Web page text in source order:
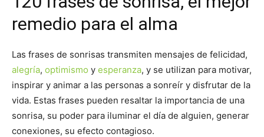
remedio para el alma
Las frases de sonrisas transmiten mensajes de felicidad,
alegría, optimismo y esperanza, y se utilizan para motivar,
inspirar y animar a las personas a sonreír y disfrutar de la
vida. Estas frases pueden resaltar la importancia de una
sonrisa, su poder para iluminar el día de alguien, generar
conexiones, su efecto contagioso.